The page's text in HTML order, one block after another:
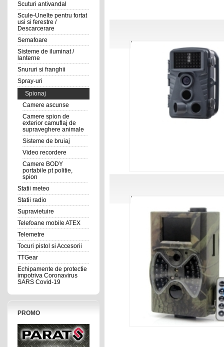
Scuturi antivandal
Scule-Unelte pentru fortat
usi si ferestre /
Descarcerare
Semafoare
Sisteme de iluminat /
lanterne
Snururi si franghii
Spray-uri
Spionaj
Camere ascunse
Camere spion de
exterior camuflaj de
supraveghere animale
Sisteme de bruiaj
Video recordere
Camere BODY
portabile pt politie,
spion
Statii meteo
Statii radio
Supravietuire
Telefoane mobile ATEX
Telemetre
Tocuri pistol si Accesorii
TTGear
Echipamente de protectie
impotriva Coronavirus
SARS Covid-19
PROMO